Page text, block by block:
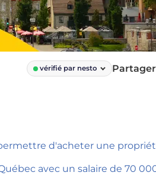
vérifié par nesto
d'acheter une
avec un salaire de 70